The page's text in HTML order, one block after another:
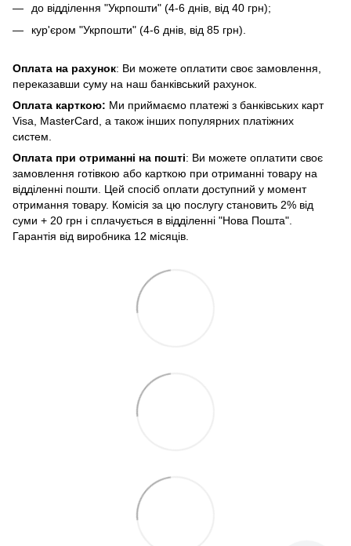
до відділення "Укрпошти" (4-6 днів, від 40 грн);
кур'єром "Укрпошти" (4-6 днів, від 85 грн).
Оплата на рахунок: Ви можете оплатити своє замовлення,
переказавши суму на наш банківський рахунок.
Оплата карткою: Ми приймаємо платежі з банківських карт
Visa, MasterCard, а також інших популярних платіжних
систем.
Оплата при отриманні на пошті: Ви можете оплатити своє
замовлення готівкою або карткою при отриманні товару на
відділенні пошти. Цей спосіб оплати доступний у момент
отримання товару. Комісія за цю послугу становить 2% від
суми + 20 грн і сплачується в відділенні "Нова Пошта".
Гарантія від виробника 12 місяців.